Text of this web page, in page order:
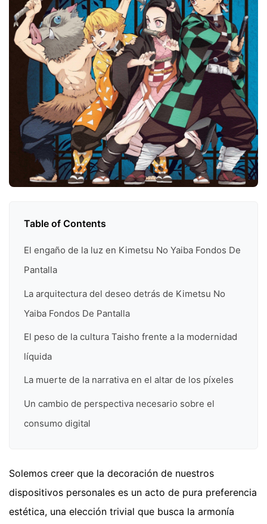
Table of Contents
El engaño de la luz en Kimetsu No Yaiba Fondos De
Pantalla
La arquitectura del deseo detrás de Kimetsu No
Yaiba Fondos De Pantalla
El peso de la cultura Taisho frente a la modernidad
líquida
La muerte de la narrativa en el altar de los píxeles
Un cambio de perspectiva necesario sobre el
consumo digital
Solemos creer que la decoración de nuestros
dispositivos personales es un acto de pura preferencia
estética, una elección trivial que busca la armonía